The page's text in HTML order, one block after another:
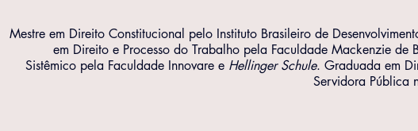
Mestre em Direito Constitucional pelo Instituto Brasileiro de
em Direito e Processo do Trabalho pela Faculdade Mackenzie de
Sistêmico pela Faculdade Innovare e Hellinger Schule. Graduada em
Servidora Pública